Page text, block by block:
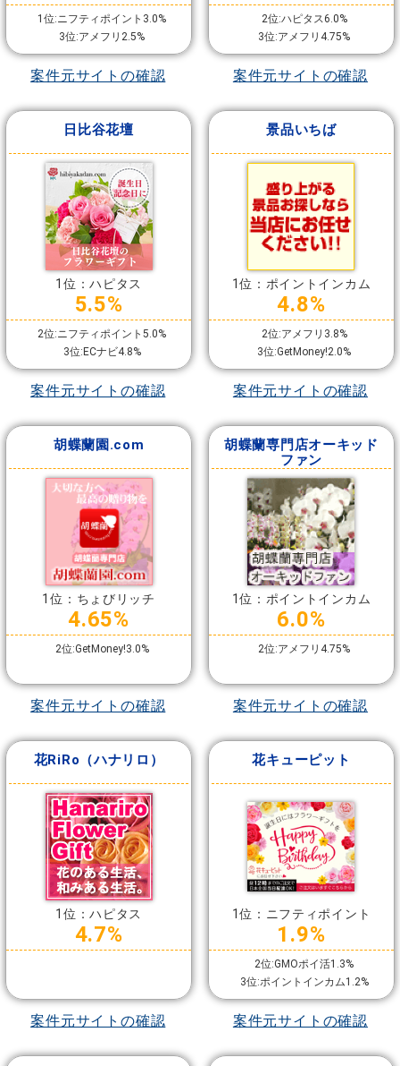
1位:ニフティポイント3.0%
3位:アメフリ2.5%
案件元サイトの確認
2位:ハピタス6.0%
3位:アメフリ4.75%
案件元サイトの確認
日比谷花壇
1位：ハピタス
5.5%
2位:ニフティポイント5.0%
3位:ECナビ4.8%
案件元サイトの確認
景品いちば
1位：ポイントインカム
4.8%
2位:アメフリ3.8%
3位:GetMoney!2.0%
案件元サイトの確認
胡蝶蘭園.com
1位：ちょびリッチ
4.65%
2位:GetMoney!3.0%
案件元サイトの確認
胡蝶蘭専門店オーキッド
ファン
1位：ポイントインカム
6.0%
2位:アメフリ4.75%
案件元サイトの確認
花RiRo（ハナリロ）
1位：ハピタス
4.7%
案件元サイトの確認
花キューピット
1位：ニフティポイント
1.9%
2位:GMOポイ活1.3%
3位:ポイントインカム1.2%
案件元サイトの確認